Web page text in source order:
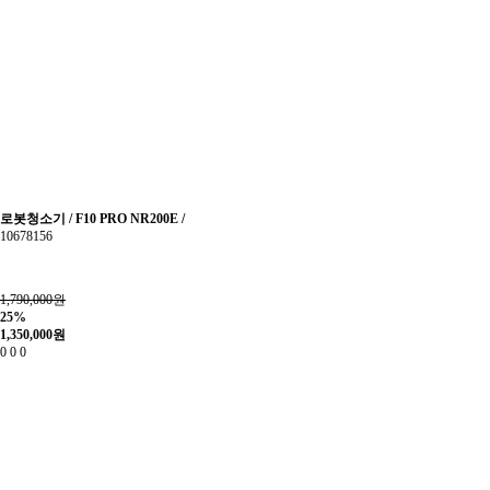
로봇청소기 / F10 PRO NR200E /
10678156
1,790,000원
25%
1,350,000원
0 0 0